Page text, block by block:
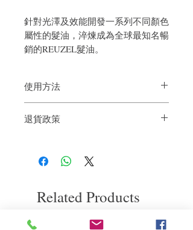
針對光澤及效能開發一系列不同顏色
屬性的髮油，淬煉成為全球最知名暢
銷的REUZEL髮油。
使用方法
型。
退貨政策
到我們的產品後的前7天內通過電子郵件
Related Products